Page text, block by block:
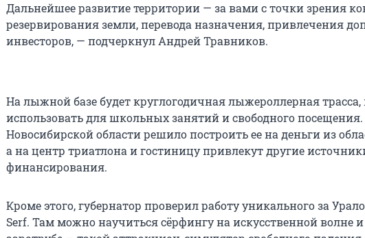
Дальнейшее развитие территории — за вами с точки зрения
резервирования земли, перевода назначения, привлечения
инвесторов, — подчеркнул Андрей Травников.
На лыжной базе будет круглогодичная лыжероллерная трасса,
использовать для школьных занятий и свободного
Новосибирской области решило построить ее на деньги из
а на центр триатлона и гостиницу привлекут другие
финансирования.
Кроме этого, губернатор проверил работу уникального за
Serf. Там можно научиться сёрфингу на искусственной волне и